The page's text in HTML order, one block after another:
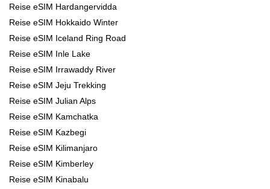
Reise eSIM Hardangervidda
Reise eSIM Hokkaido Winter
Reise eSIM Iceland Ring Road
Reise eSIM Inle Lake
Reise eSIM Irrawaddy River
Reise eSIM Jeju Trekking
Reise eSIM Julian Alps
Reise eSIM Kamchatka
Reise eSIM Kazbegi
Reise eSIM Kilimanjaro
Reise eSIM Kimberley
Reise eSIM Kinabalu